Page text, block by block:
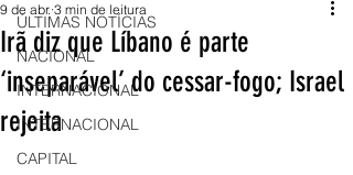
ÚLTIMAS NOTÍCIAS
NACIONAL
INTERNACIONAL
INTERNACIONAL
CAPITAL
Irã diz que Líbano é parte
‘inseparável’ do cessar-fogo; Israel
rejeita
9 de abr. 3 min de leitura